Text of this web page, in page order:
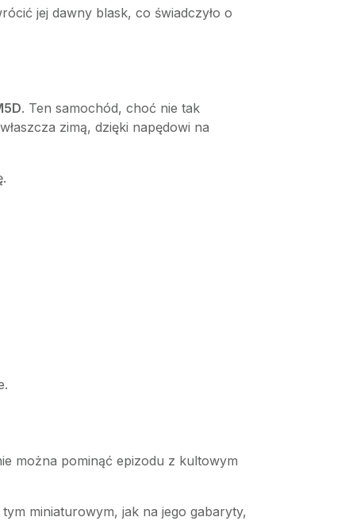
jej dawny blask, co świadczyło o
. Ten samochód, choć nie tak
zimą, dzięki napędowi na
można pominąć epizodu z kultowym
miniaturowym, jak na jego gabaryty,